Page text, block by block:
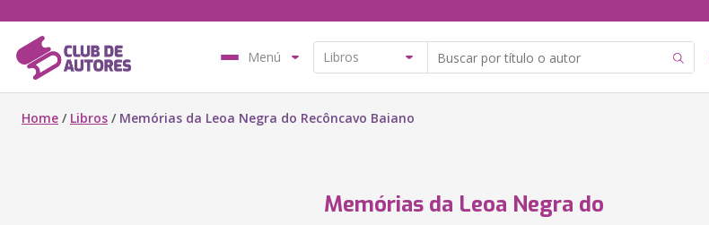
Menú
Home / Libros / Memórias da Leoa Negra do Recôncavo Baiano
Memórias da Leoa Negra do